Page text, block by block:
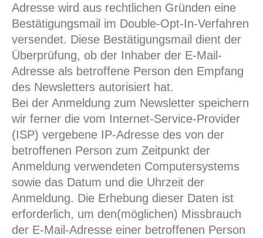
Adresse wird aus rechtlichen Gründen eine
Bestätigungsmail im Double-Opt-In-Verfahren
versendet. Diese Bestätigungsmail dient der
Überprüfung, ob der Inhaber der E-Mail-
Adresse als betroffene Person den Empfang
des Newsletters autorisiert hat.
Bei der Anmeldung zum Newsletter speichern
wir ferner die vom Internet-Service-Provider
(ISP) vergebene IP-Adresse des von der
betroffenen Person zum Zeitpunkt der
Anmeldung verwendeten Computersystems
sowie das Datum und die Uhrzeit der
Anmeldung. Die Erhebung dieser Daten ist
erforderlich, um den(möglichen) Missbrauch
der E-Mail-Adresse einer betroffenen Person